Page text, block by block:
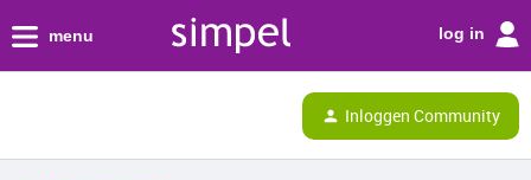
menu log in
Inloggen Community